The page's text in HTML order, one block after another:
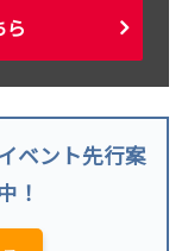
ら
ベント先行案
！